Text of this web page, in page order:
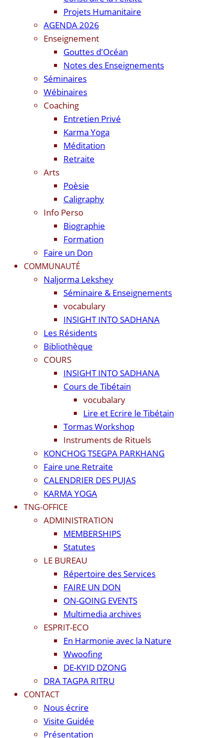
Projets Humanitaire
AGENDA 2026
Enseignement
Gouttes d'Océan
Notes des Enseignements
Séminaires
Wébinaires
Coaching
Entretien Privé
Karma Yoga
Méditation
Retraite
Arts
Poèsie
Caligraphy
Info Perso
Biographie
Formation
Faire un Don
COMMUNAUTÉ
Naljorma Lekshey
Séminaire & Enseignements
vocabulary
INSIGHT INTO SADHANA
Les Résidents
Bibliothèque
COURS
INSIGHT INTO SADHANA
Cours de Tibétain
vocubalary
Lire et Ecrire le Tibétain
Tormas Workshop
Instruments de Rituels
KONCHOG TSEGPA PARKHANG
Faire une Retraite
CALENDRIER DES PUJAS
KARMA YOGA
TNG-OFFICE
ADMINISTRATION
MEMBERSHIPS
Statutes
LE BUREAU
Répertoire des Services
FAIRE UN DON
ON-GOING EVENTS
Multimedia archives
ESPRIT-ECO
En Harmonie avec la Nature
Wwoofing
DE-KYID DZONG
DRA TAGPA RITRU
CONTACT
Nous écrire
Visite Guidée
Présentation